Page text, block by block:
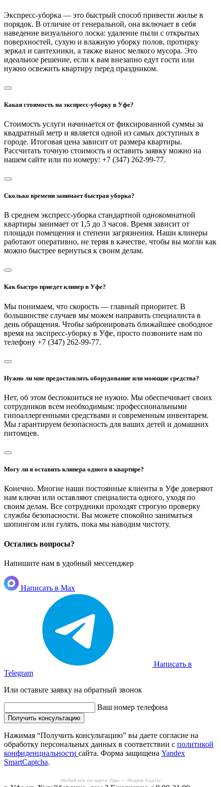
МобиКлин на карте Уфы — Яндекс Карты
Экспресс-уборка — это быстрый способ привести жилье в
порядок. В отличие от генеральной, она включает в себя
наведение визуального лоска: удаление пыли с открытых
поверхностей, сухую и влажную уборку полов, протирку
зеркал и сантехники, а также вынос мелкого мусора. Это
идеальное решение, если к вам внезапно едут гости или
нужно освежить квартиру перед праздником.
Какая стоимость на экспресс-уборку в Уфе?
Стоимость услуги начинается от фиксированной суммы за
квадратный метр и является одной из самых доступных в
городе. Итоговая цена зависит от размера квартиры.
Рассчитать точную стоимость и оставить заявку можно на
нашем сайте или по номеру: +7 (347) 262-99-77.
Сколько времени занимает быстрая уборка?
В среднем экспресс-уборка стандартной однокомнатной
квартиры занимает от 1,5 до 3 часов. Время зависит от
площади помещения и степени загрязнения. Наши клинеры
работают оперативно, не теряя в качестве, чтобы вы могли как
можно быстрее вернуться к своим делам.
Как быстро приедет клинер в Уфе?
Мы понимаем, что скорость — главный приоритет. В
большинстве случаев мы можем направить специалиста в
день обращения. Чтобы забронировать ближайшее свободное
время на экспресс-уборку в Уфе, просто позвоните нам по
телефону +7 (347) 262-99-77.
Нужно ли мне предоставлять оборудование или моющие средства?
Нет, об этом беспокоиться не нужно. Мы обеспечивает своих
сотрудников всем необходимым: профессиональными
гипоаллергенными средствами и современным инвентарем.
Мы гарантируем безопасность для ваших детей и домашних
питомцев.
Могу ли я оставить клинера одного в квартире?
Конечно. Многие наши постоянные клиенты в Уфе доверяют
нам ключи или оставляют специалиста одного, уходя по
своим делам. Все сотрудники проходят строгую проверку
службы безопасности. Вы можете спокойно заниматься
шопингом или гулять, пока мы наводим чистоту.
Остались вопросы?
Напишите нам в удобный мессенджер
Написать в Max
Написать в
Telegram
Или оставьте заявку на обратный звонок
Ваш номер телефона
Получить консультацию
Нажимая “Получить консультацию” вы даете согласие на
обработку персональных данных в соответствии с политикой
конфиденциальности сайта. Форма защищена Yandex
SmartCaptcha.